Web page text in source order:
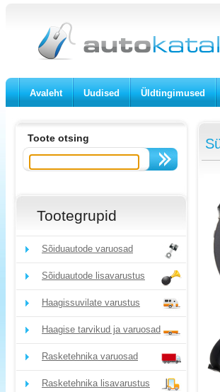
Avaleht Uudised Üldtingimused
Toote otsing
Tootegrupid
Sõiduautode varuosad
Sõiduautode lisavarustus
Haagissuvilate varustus
Haagise tarvikud ja varuosad
Rasketehnika varuosad
Rasketehnika lisavarustus